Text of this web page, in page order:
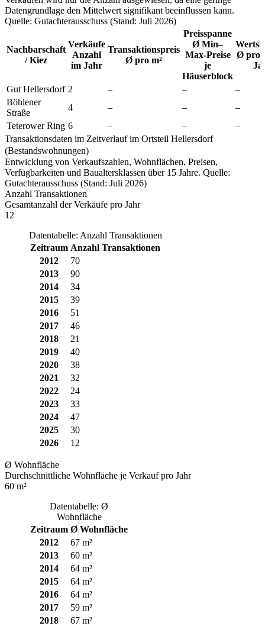
Datengrundlage den Mittelwert signifikant beeinflussen kann.
Quelle: Gutachterausschuss (Stand: Juli 2026)
Nachbarschaft
/ Kiez
Verkäufe
Anzahl
im Jahr
Transaktionspreis
Ø pro m²
Preisspanne
Ø Min–
Max-Preise
je
Häuserblock
Ø pro
Gut Hellersdorf 2 – –
–
Böhlener
Straße
4 – –
–
Teterower Ring 6 – –
–
Transaktionsdaten im Zeitverlauf im Ortsteil Hellersdorf
(Bestandswohnungen)
Entwicklung von Verkaufszahlen, Wohnflächen, Preisen,
Verfügbarkeiten und Baualtersklassen über 15 Jahre. Quelle:
Gutachterausschuss (Stand: Juli 2026)
Anzahl Transaktionen
Gesamtanzahl der Verkäufe pro Jahr
12
Datentabelle: Anzahl Transaktionen
Zeitraum Anzahl Transaktionen
2012
70
2013
90
2014
34
2015
39
2016
51
2017
46
2018
21
2019
40
2020
38
2021
32
2022
24
2023
33
2024
47
2025
30
2026
12
Ø Wohnfläche
Durchschnittliche Wohnfläche je Verkauf pro Jahr
60 m²
Datentabelle: Ø
Wohnfläche
Zeitraum Ø Wohnfläche
2012
67 m²
2013
60 m²
2014
64 m²
2015
64 m²
2016
64 m²
2017
59 m²
2018
67 m²